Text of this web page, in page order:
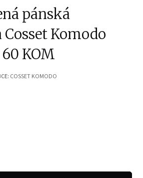
pánská
Komodo
KOM
COSSET KOMODO